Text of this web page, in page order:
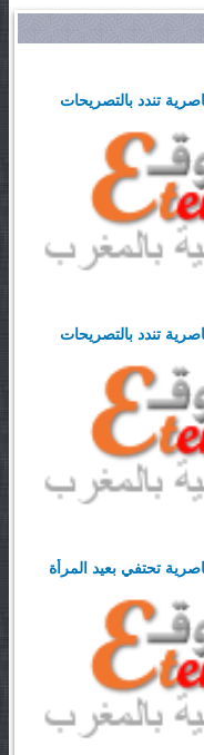
تندد بالتصريحات
تندد بالتصريحات
تحتفي بعيد المرأة